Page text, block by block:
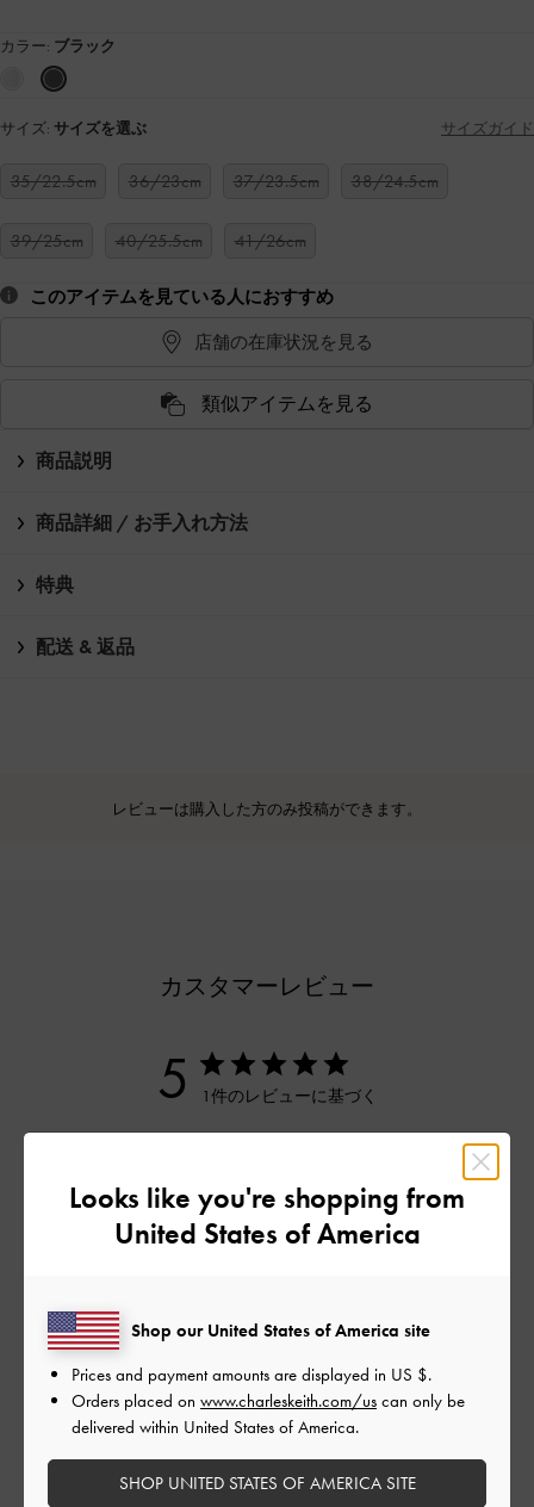
カラー: ブラック
サイズ: サイズを選ぶ サイズガイド
35/22.5cm 36/23cm 37/23.5cm 38/24.5cm
39/25cm 40/25.5cm 41/26cm
このアイテムを見ている人におすすめ
店舗の在庫状況を見る
類似アイテムを見る
商品説明
商品詳細 / お手入れ方法
特典
配送 & 返品
レビューは購入した方のみ投稿ができます。
カスタマーレビュー
5 1件のレビューに基づく
3
0
2
0
レビューを書く
デザイン
Looks like you're shopping from
United States of America
Shop our United States of America site
Prices and payment amounts are displayed in US $.
Orders placed on www.charleskeith.com/us can only be
delivered within United States of America.
SHOP UNITED STATES OF AMERICA SITE